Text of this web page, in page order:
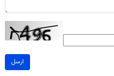
ارسل